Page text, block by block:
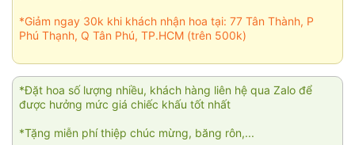
*Giảm ngay 30k khi khách nhận hoa tại: 77 Tân Thành, P
Phú Thạnh, Q Tân Phú, TP.HCM (trên 500k)
*Đặt hoa số lượng nhiều, khách hàng liên hệ qua Zalo để
được hưởng mức giá chiếc khấu tốt nhất
*Tặng miễn phí thiệp chúc mừng, băng rôn,...